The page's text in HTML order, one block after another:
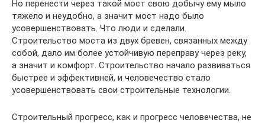
Но перенести через такой мост свою добычу ему мыло
тяжело и неудобно, а значит мост надо было
усовершенствовать. Что люди и сделали.
Строительство моста из двух бревен, связанных между
собой, дало им более устойчивую переправу через реку,
а значит и комфорт. Строительство начало развиваться
быстрее и эффективней, и человечество стало
усовершенствовать свои строительные технологии.
Строительный прогресс, как и прогресс человечества, не